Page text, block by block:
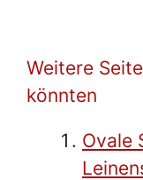
Weitere
könnten
Ovale